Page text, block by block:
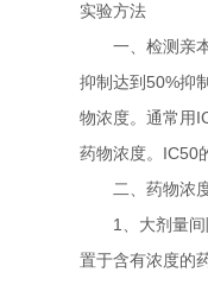
实验方法
一、检测亲本
抑制达到50%抑
物浓度。通常用
药物浓度。IC50
二、药物浓度
1、大剂量间隙
置于含有浓度的